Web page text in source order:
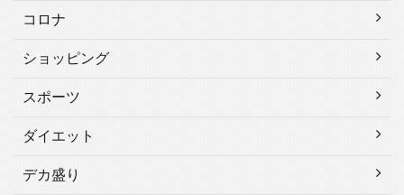
コロナ
ショッピング
スポーツ
ダイエット
デカ盛り